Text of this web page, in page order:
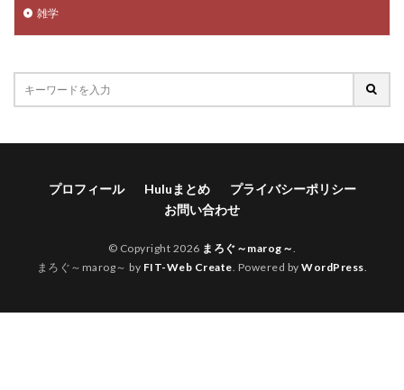
雑学
プロフィール Huluまとめ
プライバシーポリシー
お問い合わせ
© Copyright 2026 まろぐ～marog～.
まろぐ～marog～ by FIT-Web Create. Powered byWordPress.